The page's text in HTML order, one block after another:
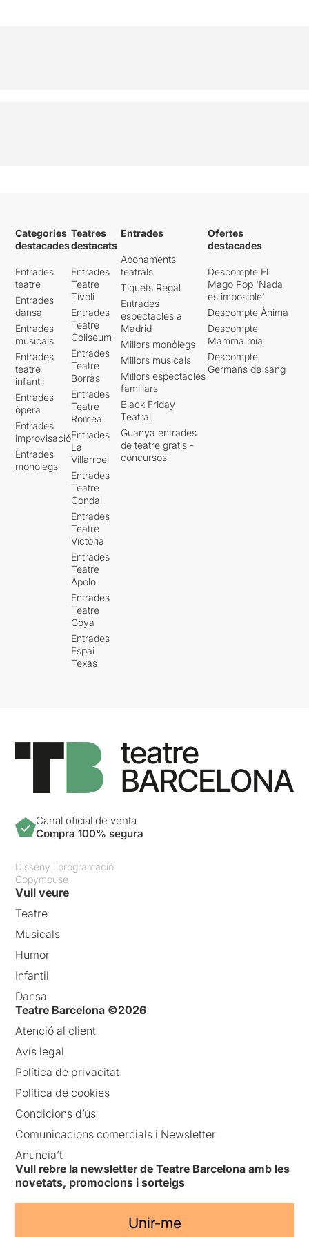
Categories
destacades
Entrades
teatre
Entrades
dansa
Entrades
musicals
Entrades
teatre
infantil
Entrades
òpera
Entrades
improvisació
Entrades
monòlegs
Teatres
destacats
Entrades
Teatre
Tívoli
Entrades
Teatre
Coliseum
Entrades
Teatre
Borràs
Entrades
Teatre
Romea
Entrades
La
Villarroel
Entrades
Teatre
Condal
Entrades
Teatre
Victòria
Entrades
Teatre
Apolo
Entrades
Teatre
Goya
Entrades
Espai
Texas
Entrades
Abonaments
teatrals
Tiquets Regal
Entrades
espectacles a
Madrid
Millors monòlegs
Millors musicals
Millors espectacles
familiars
Black Friday
Teatral
Guanya entrades
de teatre gratis -
concursos
Ofertes
destacades
Descompte El
Mago Pop 'Nada
es imposible'
Descompte Ànima
Descompte
Mamma mia
Descompte
Germans de sang
Canal oficial de venta
Compra 100% segura
Disseny i programació:
Copymouse
Vull veure
Teatre
Musicals
Humor
Infantil
Dansa
Teatre Barcelona ©2026
Atenció al client
Avís legal
Política de privacitat
Política de cookies
Condicions d’ús
Comunicacions comercials i Newsletter
Anuncia’t
Vull rebre la newsletter de Teatre Barcelona amb les
novetats, promocions i sorteigs
Unir-me